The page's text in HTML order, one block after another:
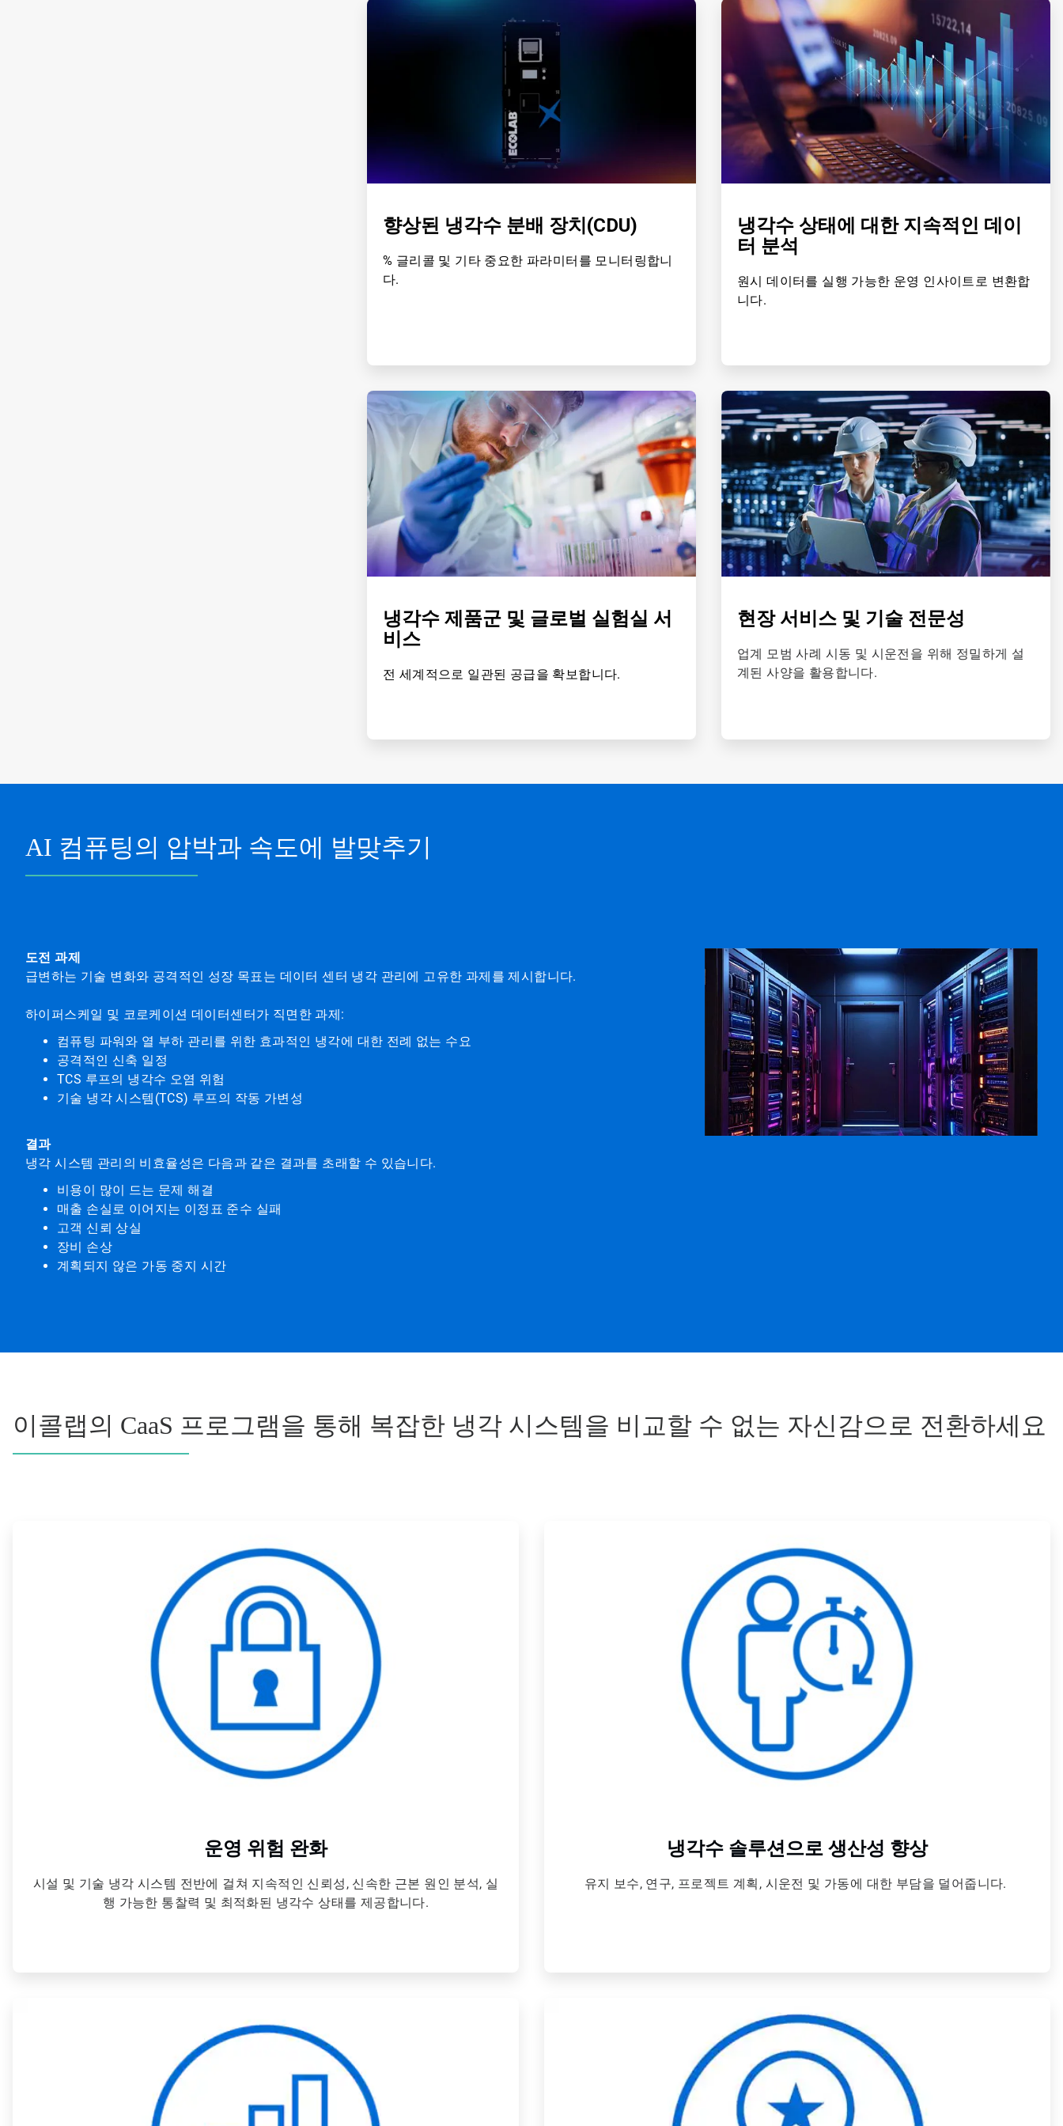
ArticleTile
향상된 냉각수 분배 장치(CDU)
% 글리콜 및 기타 중요한 파라미터를 모니터링합니
다.
ArticleTile
냉각수 상태에 대한 지속적인 데이
터 분석
원시 데이터를 실행 가능한 운영 인사이트로 변환합
니다.
ArticleTile
3/4
냉각수 제품군 및 글로벌 실험실 서
비스
전 세계적으로 일관된 공급을 확보합니다.
ArticleTile
4/4
현장 서비스 및 기술 전문성
업계 모범 사례 시동 및 시운전을 위해 정밀하게 설
계된 사양을 활용합니다.
AI 컴퓨팅의 압박과 속도에 발맞추기
도전 과제
급변하는 기술 변화와 공격적인 성장 목표는 데이터 센터 냉각 관리에 고유한 과제를 제시합니다.
하이퍼스케일 및 코로케이션 데이터센터가 직면한 과제:
컴퓨팅 파워와 열 부하 관리를 위한 효과적인 냉각에 대한 전례 없는 수요
공격적인 신축 일정
TCS 루프의 냉각수 오염 위험
기술 냉각 시스템(TCS) 루프의 작동 가변성
결과
냉각 시스템 관리의 비효율성은 다음과 같은 결과를 초래할 수 있습니다.
비용이 많이 드는 문제 해결
매출 손실로 이어지는 이정표 준수 실패
고객 신뢰 상실
장비 손상
계획되지 않은 가동 중지 시간
이콜랩의 CaaS 프로그램을 통해 복잡한 냉각 시스템을 비교할 수 없는 자신감으로 전환하세요
운영 위험 완화
시설 및 기술 냉각 시스템 전반에 걸쳐 지속적인 신뢰성, 신속한 근본 원인 분석, 실
행 가능한 통찰력 및 최적화된 냉각수 상태를 제공합니다.
냉각수 솔루션으로 생산성 향상
유지 보수, 연구, 프로젝트 계획, 시운전 및 가동에 대한 부담을 덜어줍니다.
4/4